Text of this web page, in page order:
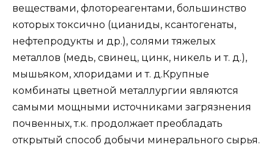
веществами, флотореагентами, большинство
которых токсично (цианиды, ксантогенаты,
нефтепродукты и др.), солями тяжелых
металлов (медь, свинец, цинк, никель и т. д.),
мышьяком, хлоридами и т. д.Крупные
комбинаты цветной металлургии являются
самыми мощными источниками загрязнения
почвенных, т.к. продолжает преобладать
открытый способ добычи минерального сырья.